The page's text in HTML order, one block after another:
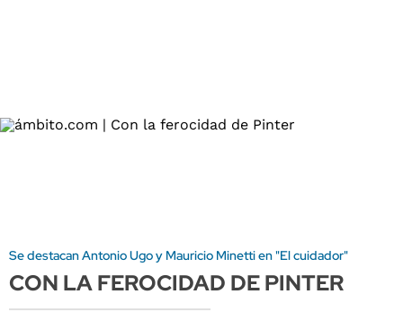
Se destacan Antonio Ugo y Mauricio Minetti en "El cuidador"
CON LA FEROCIDAD DE PINTER